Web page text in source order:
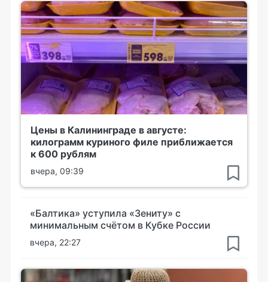
Цены в Калининграде в августе:
килограмм куриного филе приближается
к 600 рублям
вчера, 09:39
«Балтика» уступила «Зениту» с
минимальным счётом в Кубке России
вчера, 22:27